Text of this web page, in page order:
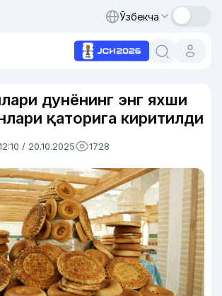
Ўзбекча
дунёнинг энг яхши
қаторига киритилди
/ 20.10.2025 1728